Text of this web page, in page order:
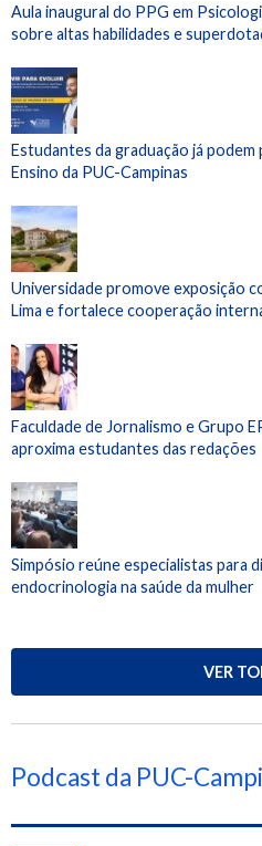
Aula inaugural do PPG em
sobre altas habilidades e
Estudantes da graduação já podem
Ensino da PUC-Campinas
Universidade promove exposição
Lima e fortalece cooperação
Faculdade de Jornalismo e Grupo
aproxima estudantes das redações
Simpósio reúne especialistas para
endocrinologia na saúde da mulher
VER
Podcast da PUC-